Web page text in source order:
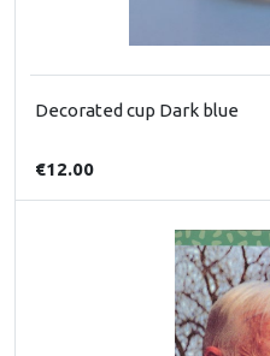
Decorated cup Dark blue
€12.00